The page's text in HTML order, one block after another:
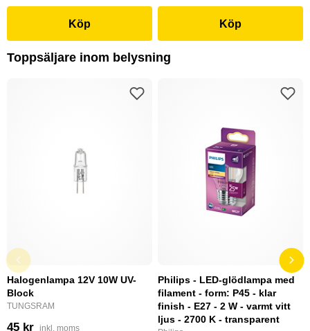
Köp Köp
Toppsäljare inom belysning
Halogenlampa 12V 10W UV-
Block
TUNGSRAM
45 kr inkl. moms
Philips - LED-glödlampa med
filament - form: P45 - klar
finish - E27 - 2 W - varmt vitt
ljus - 2700 K - transparent